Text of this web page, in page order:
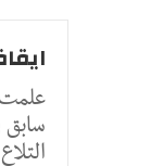
علمت
التلاع